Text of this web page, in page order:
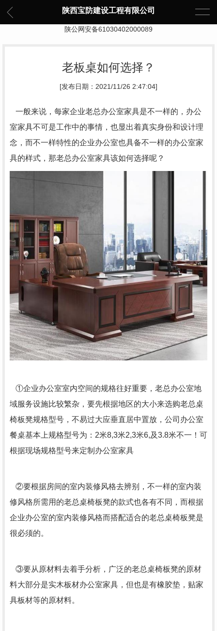
陕西宝防建设工程有限公司
陕公网安备61030402000089
老板桌如何选择？
[发布日期：2021/11/26 2:47:04]
一般来说，每家企业老总办公室家具是不一样的，办公
室家具不可是工作中的事情，也显出着真实身份和设计理
念，而不一样特性的企业办公室也具备不一样的办公室家
具的样式，那老总办公室家具该如何选择呢？
①企业办公室室内空间的规格往好重要，老总办公室地
域服务设施比较繁杂，要先根据地区的大小来选购老总桌
椅板凳规格型号，不易过大应垂直居中置放，公司办公室
餐桌基本上规格型号为：2米8,3米2,3米6,及3.8米不一！可
根据现场规格型号来定制办公室家具
②要根据房间的室内装修风格去辨别，不一样的室内装
修风格所需用的老总桌椅板凳的款式也各有不同，而根据
企业办公室的室内装修风格而搭配适合的老总桌椅板凳是
很必须的。
③要从原材料去着手分析，广泛的老总桌椅板凳的原材
料大部分是实木板材办公室家具，但也是有橡胶垫，贴家
具板材等的原材料。